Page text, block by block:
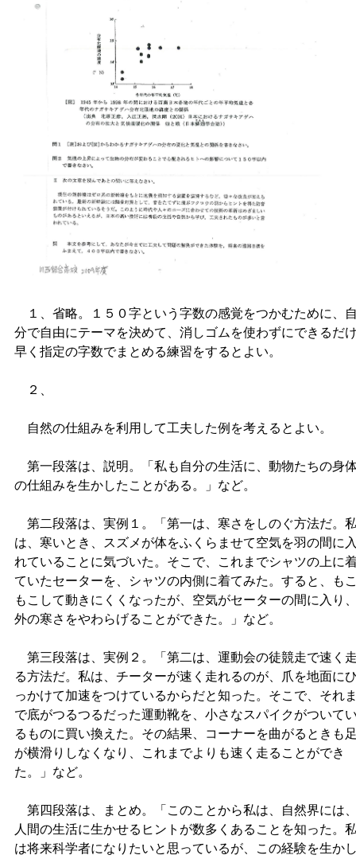
１、省略。１５０字という字数の感覚をつかむために、
分で自由にテーマを決めて、消しゴムを使わずにできるだ
早く指定の字数でまとめる練習をするとよい。
２、
自然の仕組みを利用して工夫した例を考えるとよい。
第一段落は、説明。「私も自分の生活に、動物たちの身
の仕組みを生かしたことがある。」など。
第二段落は、実例１。「第一は、寒さをしのぐ方法だ。
は、寒いとき、スズメが体をふくらませて空気を羽の間に
れていることに気づいた。そこで、これまでシャツの上に
ていたセーターを、シャツの内側に着てみた。すると、も
もこして動きにくくなったが、空気がセーターの間に入り
外の寒さをやわらげることができた。」など。
第三段落は、実例２。「第二は、運動会の徒競走で速く
る方法だ。私は、チーターが速く走れるのが、爪を地面に
っかけて加速をつけているからだと知った。そこで、それ
で底がつるつるだった運動靴を、小さなスパイクがついて
るものに買い換えた。その結果、コーナーを曲がるときも
が横滑りしなくなり、これまでよりも速く走ることができ
た。」など。
第四段落は、まとめ。「このことから私は、自然界には
人間の生活に生かせるヒントが数多くあることを知った。
は将来科学者になりたいと思っているが、この経験を生か